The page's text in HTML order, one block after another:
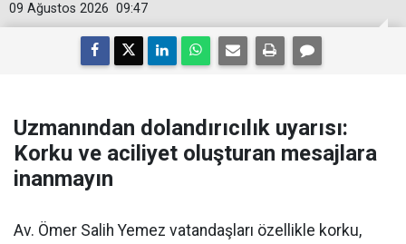
09:47
09 Ağustos 2026
Uzmanından dolandırıcılık uyarısı:
Korku ve aciliyet oluşturan mesajlara
inanmayın
Av. Ömer Salih Yemez vatandaşları özellikle korku,